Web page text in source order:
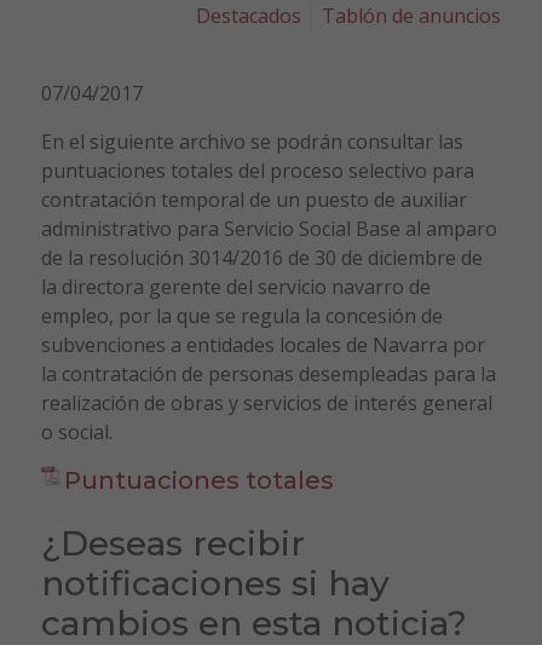
Destacados
Tablón de anuncios
07/04/2017
En el siguiente archivo se podrán consultar las
puntuaciones totales del proceso selectivo para
contratación temporal de un puesto de auxiliar
administrativo para Servicio Social Base al amparo
de la resolución 3014/2016 de 30 de diciembre de
la directora gerente del servicio navarro de
empleo, por la que se regula la concesión de
subvenciones a entidades locales de Navarra por
la contratación de personas desempleadas para la
realización de obras y servicios de interés general
o social.
Puntuaciones totales
¿Deseas recibir
notificaciones si hay
cambios en esta noticia?